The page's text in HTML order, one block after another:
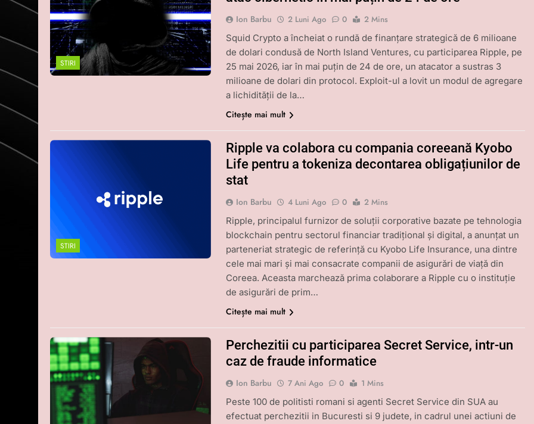
STIRI
Ion Barbu 2 Luni Ago 0
2 Mins
Squid Crypto a încheiat o rundă de finanțare strategică de 6 milioane
de dolari condusă de North Island Ventures, cu participarea Ripple, pe
25 mai 2026, iar în mai puțin de 24 de ore, un atacator a sustras 3
milioane de dolari din protocol. Exploit-ul a lovit un modul de agregare
a lichidității de la…
Citește mai mult
STIRI
Ripple va colabora cu compania coreeană Kyobo
Life pentru a tokeniza decontarea obligațiunilor de
stat
Ion Barbu 4 Luni Ago 0
2 Mins
Ripple, principalul furnizor de soluții corporative bazate pe tehnologia
blockchain pentru sectorul financiar tradițional și digital, a anunțat un
parteneriat strategic de referință cu Kyobo Life Insurance, una dintre
cele mai mari și mai consacrate companii de asigurări de viață din
Coreea. Aceasta marchează prima colaborare a Ripple cu o instituție
de asigurări de prim…
Citește mai mult
Perchezitii cu participarea Secret Service, intr-un
caz de fraude informatice
Ion Barbu 7 Ani Ago 0
1 Mins
Peste 100 de politisti romani si agenti Secret Service din SUA au
efectuat perchezitii in Bucuresti si 9 judete, in cadrul unei actiuni de